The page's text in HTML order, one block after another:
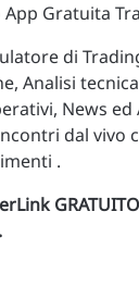
Gratuita
di
Analisi
News ed
dal vivo
.